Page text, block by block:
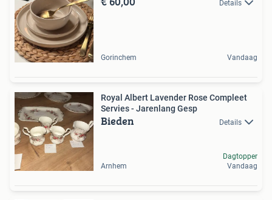
Details
Gorinchem Vandaag
Royal Albert Lavender Rose Compleet
Servies - Jarenlang Gesp
Bieden Details
Arnhem
Dagtopper
Vandaag